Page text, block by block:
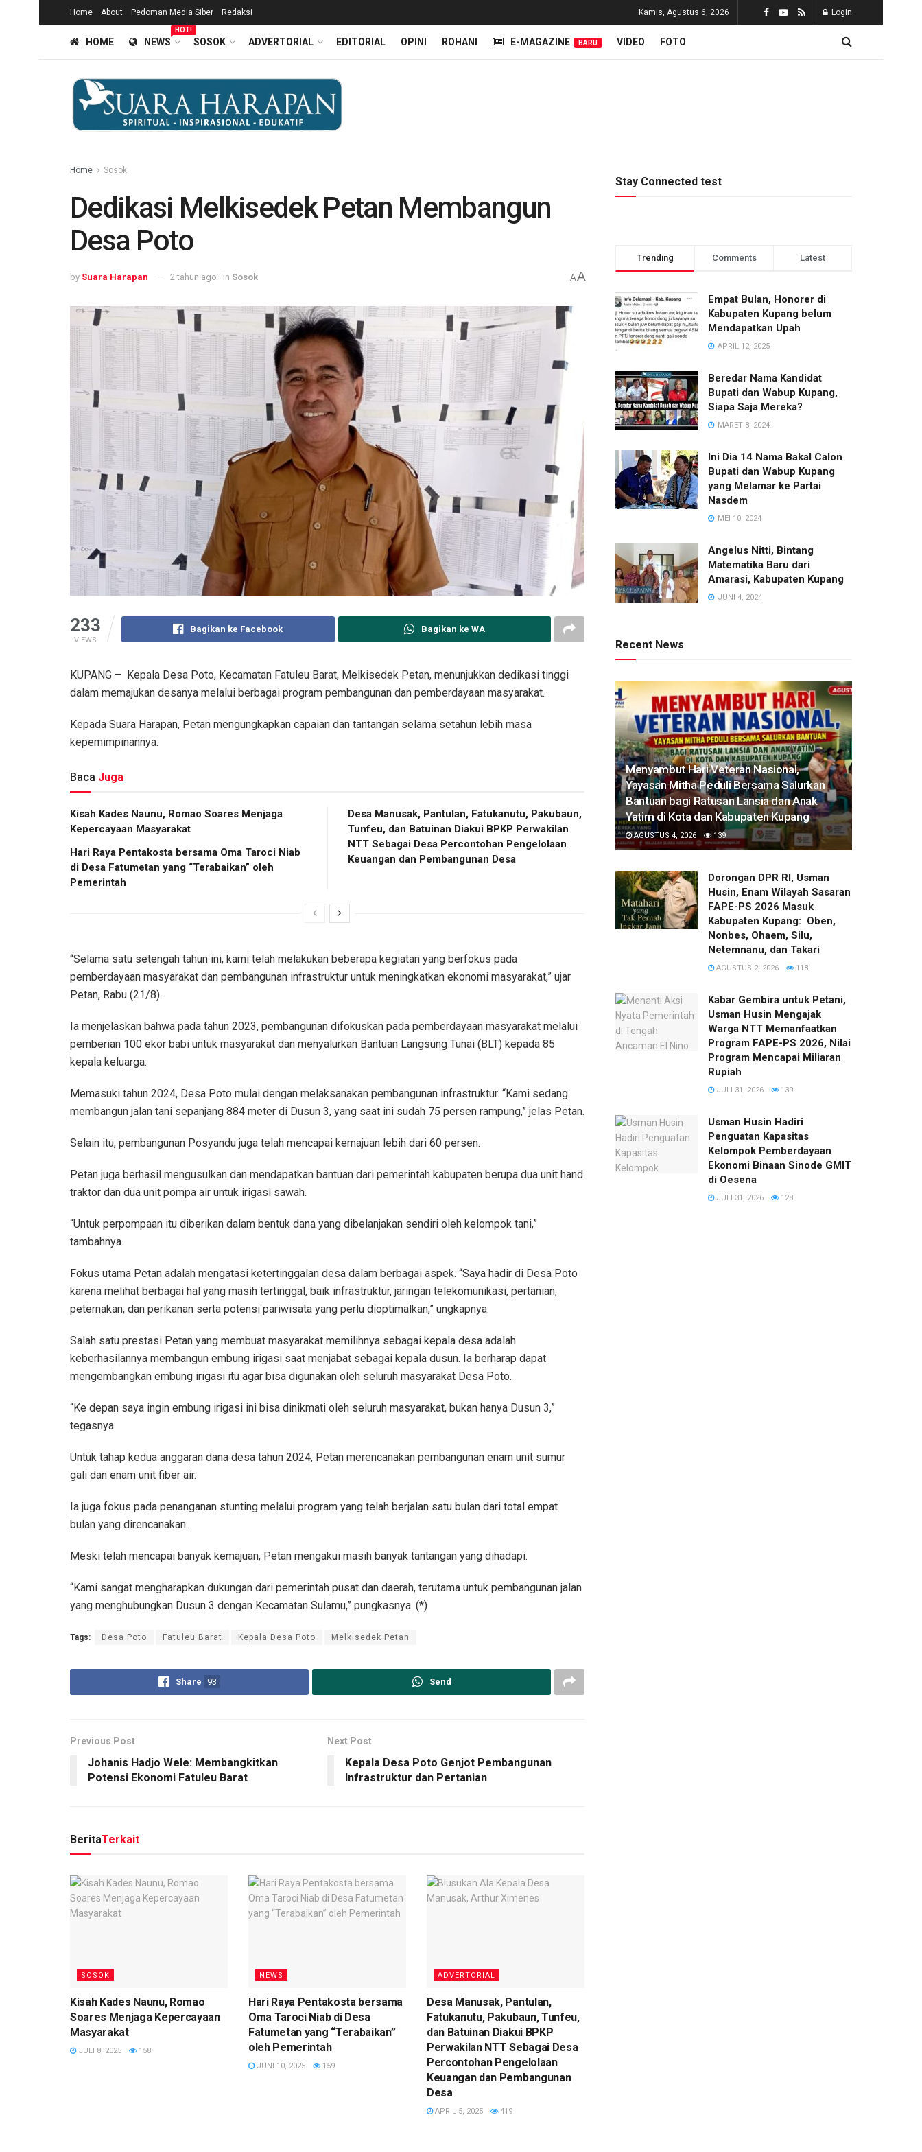
Home About Pedoman Media Siber Redaksi Kamis, Agustus 6, 2026 Login
HOME NEWS
HOT!
SOSOK ADVERTORIAL EDITORIAL OPINI ROHANI E-MAGAZINE BARU VIDEO FOTO
Home Sosok
Dedikasi Melkisedek Petan Membangun
Desa Poto
by Suara Harapan 2 tahun ago in Sosok AA
233
VIEWS
Bagikan ke Facebook Bagikan ke WA
KUPANG – Kepala Desa Poto, Kecamatan Fatuleu Barat, Melkisedek Petan, menunjukkan dedikasi tinggi
dalam memajukan desanya melalui berbagai program pembangunan dan pemberdayaan masyarakat.
Kepada Suara Harapan, Petan mengungkapkan capaian dan tantangan selama setahun lebih masa
kepemimpinannya.
Baca Juga
Kisah Kades Naunu, Romao Soares Menjaga
Kepercayaan Masyarakat
Hari Raya Pentakosta bersama Oma Taroci Niab
di Desa Fatumetan yang “Terabaikan” oleh
Pemerintah
Desa Manusak, Pantulan, Fatukanutu, Pakubaun,
Tunfeu, dan Batuinan Diakui BPKP Perwakilan
NTT Sebagai Desa Percontohan Pengelolaan
Keuangan dan Pembangunan Desa
“Selama satu setengah tahun ini, kami telah melakukan beberapa kegiatan yang berfokus pada
pemberdayaan masyarakat dan pembangunan infrastruktur untuk meningkatkan ekonomi masyarakat,” ujar
Petan, Rabu (21/8).
Ia menjelaskan bahwa pada tahun 2023, pembangunan difokuskan pada pemberdayaan masyarakat melalui
pemberian 100 ekor babi untuk masyarakat dan menyalurkan Bantuan Langsung Tunai (BLT) kepada 85
kepala keluarga.
Memasuki tahun 2024, Desa Poto mulai dengan melaksanakan pembangunan infrastruktur. “Kami sedang
membangun jalan tani sepanjang 884 meter di Dusun 3, yang saat ini sudah 75 persen rampung,” jelas Petan.
Selain itu, pembangunan Posyandu juga telah mencapai kemajuan lebih dari 60 persen.
Petan juga berhasil mengusulkan dan mendapatkan bantuan dari pemerintah kabupaten berupa dua unit hand
traktor dan dua unit pompa air untuk irigasi sawah.
“Untuk perpompaan itu diberikan dalam bentuk dana yang dibelanjakan sendiri oleh kelompok tani,”
tambahnya.
Fokus utama Petan adalah mengatasi ketertinggalan desa dalam berbagai aspek. “Saya hadir di Desa Poto
karena melihat berbagai hal yang masih tertinggal, baik infrastruktur, jaringan telekomunikasi, pertanian,
peternakan, dan perikanan serta potensi pariwisata yang perlu dioptimalkan,” ungkapnya.
Salah satu prestasi Petan yang membuat masyarakat memilihnya sebagai kepala desa adalah
keberhasilannya membangun embung irigasi saat menjabat sebagai kepala dusun. Ia berharap dapat
mengembangkan embung irigasi itu agar bisa digunakan oleh seluruh masyarakat Desa Poto.
“Ke depan saya ingin embung irigasi ini bisa dinikmati oleh seluruh masyarakat, bukan hanya Dusun 3,”
tegasnya.
Untuk tahap kedua anggaran dana desa tahun 2024, Petan merencanakan pembangunan enam unit sumur
gali dan enam unit fiber air.
Ia juga fokus pada penanganan stunting melalui program yang telah berjalan satu bulan dari total empat
bulan yang direncanakan.
Meski telah mencapai banyak kemajuan, Petan mengakui masih banyak tantangan yang dihadapi.
“Kami sangat mengharapkan dukungan dari pemerintah pusat dan daerah, terutama untuk pembangunan jalan
yang menghubungkan Dusun 3 dengan Kecamatan Sulamu,” pungkasnya. (*)
Tags: Desa Poto Fatuleu Barat Kepala Desa Poto Melkisedek Petan
Share 93 Send
Previous Post
Johanis Hadjo Wele: Membangkitkan
Potensi Ekonomi Fatuleu Barat
Next Post
Kepala Desa Poto Genjot Pembangunan
Infrastruktur dan Pertanian
BeritaTerkait
SOSOK
Kisah Kades Naunu, Romao
Soares Menjaga Kepercayaan
Masyarakat
JULI 8, 2025 158
NEWS
Hari Raya Pentakosta bersama
Oma Taroci Niab di Desa
Fatumetan yang “Terabaikan”
oleh Pemerintah
JUNI 10, 2025 159
ADVERTORIAL
Desa Manusak, Pantulan,
Fatukanutu, Pakubaun, Tunfeu,
dan Batuinan Diakui BPKP
Perwakilan NTT Sebagai Desa
Percontohan Pengelolaan
Keuangan dan Pembangunan
Desa
APRIL 5, 2025 419
Stay Connected test
Trending Comments Latest
Empat Bulan, Honorer di
Kabupaten Kupang belum
Mendapatkan Upah
APRIL 12, 2025
Beredar Nama Kandidat
Bupati dan Wabup Kupang,
Siapa Saja Mereka?
MARET 8, 2024
Ini Dia 14 Nama Bakal Calon
Bupati dan Wabup Kupang
yang Melamar ke Partai
Nasdem
MEI 10, 2024
Angelus Nitti, Bintang
Matematika Baru dari
Amarasi, Kabupaten Kupang
JUNI 4, 2024
Recent News
​Menyambut Hari Veteran Nasional,
Yayasan Mitha Peduli Bersama Salurkan
Bantuan bagi Ratusan Lansia dan Anak
Yatim di Kota dan Kabupaten Kupang
AGUSTUS 4, 2026 139
Dorongan DPR RI, Usman
Husin, Enam Wilayah Sasaran
FAPE-PS 2026 Masuk
Kabupaten Kupang: Oben,
Nonbes, Ohaem, Silu,
Netemnanu, dan Takari
AGUSTUS 2, 2026 118
Kabar Gembira untuk Petani,
Usman Husin Mengajak
Warga NTT Memanfaatkan
Program FAPE-PS 2026, Nilai
Program Mencapai Miliaran
Rupiah
JULI 31, 2026 139
​Usman Husin Hadiri
Penguatan Kapasitas
Kelompok Pemberdayaan
Ekonomi Binaan Sinode GMIT
di Oesena
JULI 31, 2026 128